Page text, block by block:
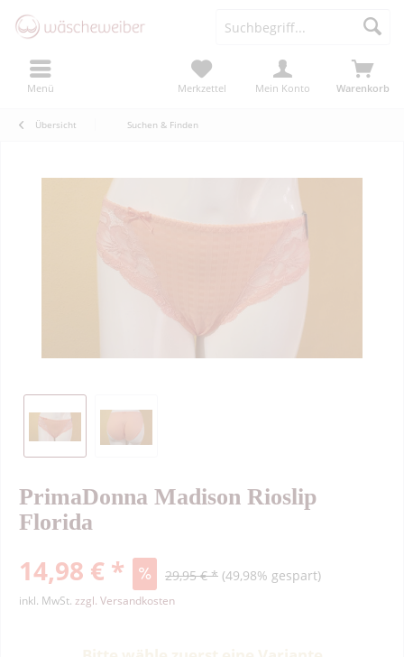
Menü Warenkorb
Merkzettel Mein Konto
Übersicht Suchen & Finden
PrimaDonna Madison Rioslip
Florida
14,98 € * 29,95 € * (49,98% gespart)
inkl. MwSt. zzgl. Versandkosten